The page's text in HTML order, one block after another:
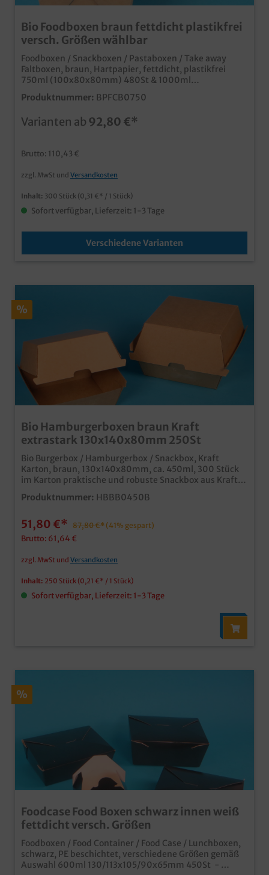
Bio Foodboxen braun fettdicht plastikfrei
versch. Größen wählbar
Foodboxen / Snackboxen / Pastaboxen / Take away
Faltboxen, braun, Hartpapier, fettdicht, plastikfrei
750ml (100x80x80mm) 480St & 1000ml
(110x90x80mm) 300St zur Auswahl stabile und
fettdichte Foodboxen aus nachhaltigem,
Auswahl ideal für Pasta, Fingerfood, Snacks, usw. Made
Produktnummer: BPFCB0750
Varianten ab 92,80 €*
Brutto: 110,43 €
zzgl. MwSt und Versandkosten
Inhalt: 300 Stück (0,31 €* / 1 Stück)
Sofort verfügbar, Lieferzeit: 1-3 Tage
Verschiedene Varianten
%
Bio Hamburgerboxen braun Kraft
extrastark 130x140x80mm 250St
Bio Burgerbox / Hamburgerbox / Snackbox, Kraft
Karton, braun, 130x140x80mm, ca. 450ml, 300 Stück
im Karton praktische und robuste Snackbox aus Kraft
Karton unbeschichtet und biologisch abbaubar ideal für
den nachhaltigen Einsatz in Food Truck, Imbiss und
unseren Kundenservice
Produktnummer: HBBB0450B
51,80 €* 87,80 €* (41% gespart)
Brutto: 61,64 €
zzgl. MwSt und Versandkosten
Inhalt: 250 Stück (0,21 €* / 1 Stück)
Sofort verfügbar, Lieferzeit: 1-3 Tage
%
Foodcase Food Boxen schwarz innen weiß
fettdicht versch. Größen
Foodboxen / Food Container / Food Case / Lunchboxen,
schwarz, PE beschichtet, verschiedene Größen gemäß
Auswahl 600ml 130/113x105/90x65mm 450St -